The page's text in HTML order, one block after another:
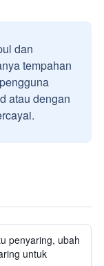
dan
tempahan
atau dengan
penyaring, ubah
untuk